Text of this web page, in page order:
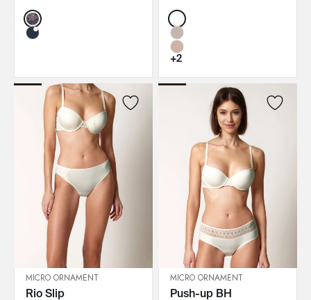
Color: Color:
+2
IN DEN WARENKORB
MICRO ORNAMENT
Rio Slip
IN DEN WARENKORB
MICRO ORNAMENT
Push-up BH